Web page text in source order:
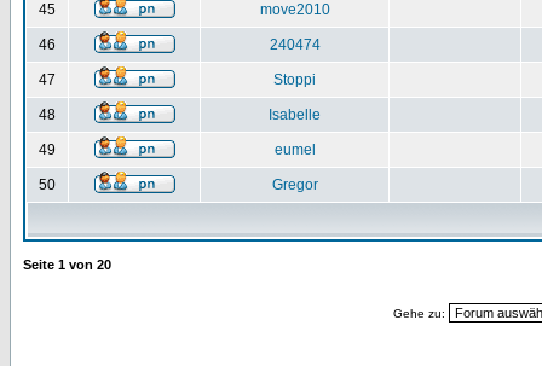
45 move2010
46 240474
47 Stoppi
48 Isabelle
49 eumel
50 Gregor
Seite 1 von 20
Gehe zu: